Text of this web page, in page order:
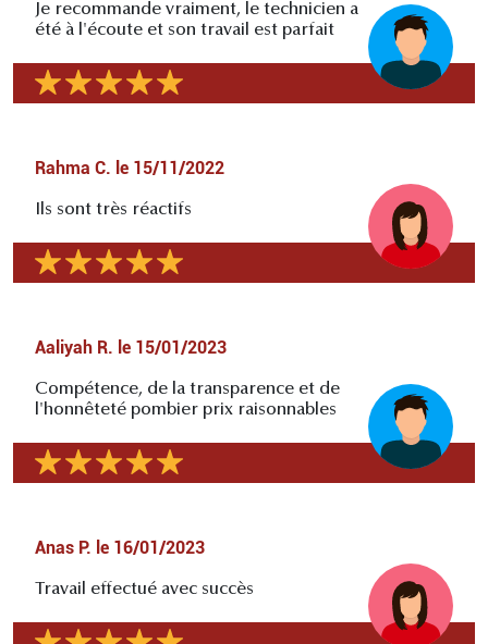
Je recommande vraiment, le technicien a
été à l'écoute et son travail est parfait
Rahma C. le 15/11/2022
Ils sont très réactifs
Aaliyah R. le 15/01/2023
Compétence, de la transparence et de
l'honnêteté pombier prix raisonnables
Anas P. le 16/01/2023
Travail effectué avec succès